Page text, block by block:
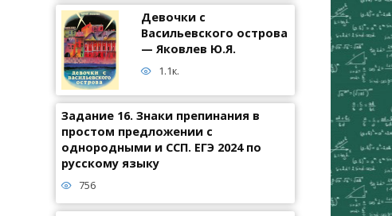
Девочки с
Васильевского острова
— Яковлев Ю.Я.
1.1к.
Задание 16. Знаки препинания в
простом предложении с
однородными и ССП. ЕГЭ 2024 по
русскому языку
756